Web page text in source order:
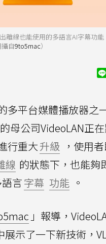
離線也能使用的多語言AI字幕功
自9to5mac）
多平台媒體播放器之
的母公司VideoLAN正
行重大升級 ，使用
線 的狀態下，也能夠
言字幕 功能 。
」報導，
展示了一下新技術，